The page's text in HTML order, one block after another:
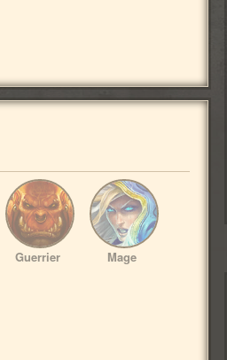
Guerrier Mage